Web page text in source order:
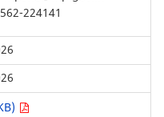
224141